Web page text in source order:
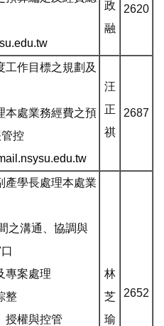
政
融
2620
工作目標之規劃及
本處業務經費之預
控
汪
正
祺
2687
產學長處理本處業
之溝通、協調與
專案處理
整
授權與控管
林
芝
瑜
2652